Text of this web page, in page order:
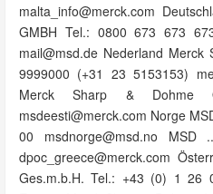
malta_info@merck.com
GMBH Tel.: 0800 673 673
mail@msd.de Nederland
9999000 (+31 23 5153153)
Merck Sharp & Dohme
msdeesti@merck.com Norge
00 msdnorge@msd.no
dpoc_greece@merck.com
Ges.m.b.H. Tel.: +43 (0) 1 26